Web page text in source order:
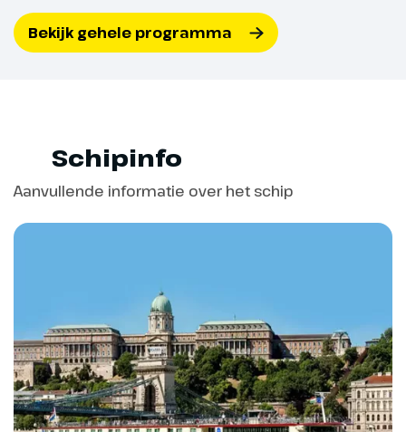
Bekijk gehele programma
Hoogtepunt
Dag 4
Schipinfo
Aanvullende informatie over het schip